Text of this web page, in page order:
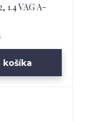
1.4 VAG A-
košíka